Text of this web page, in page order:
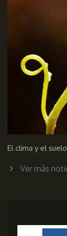
El clima y el
Ver más